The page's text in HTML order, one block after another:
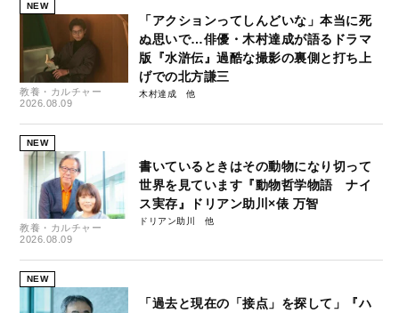
NEW
教養・カルチャー
2026.08.09
「アクションってしんどいな」本当に死
ぬ思いで…俳優・木村達成が語るドラマ
版『水滸伝』過酷な撮影の裏側と打ち上
げでの北方謙三
木村達成
NEW
教養・カルチャー
2026.08.09
書いているときはその動物になり切って
世界を見ています『動物哲学物語 ナイ
ス実存』ドリアン助川×俵 万智
ドリアン助川
NEW
「過去と現在の「接点」を探して」『ハ